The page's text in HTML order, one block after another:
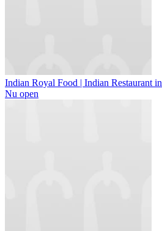
Indian Royal Food | Indian Restaurant
Nu open